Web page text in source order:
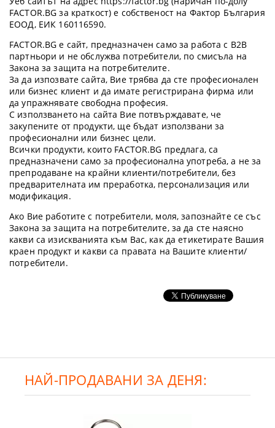
FACTOR.BG за краткост) е собственост на Фактор България
ЕООД, ЕИК 160116590.
FACTOR.BG е сайт, предназначен само за работа с B2B
партньори и не обслужва потребители, по смисъла на
Закона за защита на потребителите.
За да изпозвате сайта, Вие трябва да сте професионален
или бизнес клиент и да имате регистрирана фирма или
да упражнявате свободна професия.
С използването на сайта Вие потвърждавате, че
закупените от продукти, ще бъдат използвани за
професионални или бизнес цели.
Всички продукти, които FACTOR.BG предлага, са
предназначени само за професионална употреба, а не за
препродаване на крайни клиенти/потребители, без
предварителната им преработка, персонализация или
модификация.
Ако Вие работите с потребители, моля, запознайте се със
Закона за защита на потребителите, за да сте наясно
какви са изискванията към Вас, как да етикетирате Вашия
краен продукт и какви са правата на Вашите клиенти/
потребители.
НАЙ-ПРОДАВАНИ ЗА ДЕНЯ: